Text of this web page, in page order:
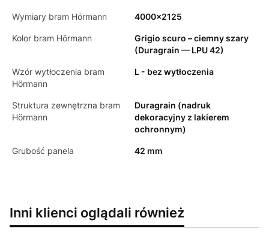
Wymiary bram Hörmann 4000x2125
Kolor bram Hörmann
Grigio scuro – ciemny szary
(Duragrain — LPU 42)
Wzór wytłoczenia bram
Hörmann
L - bez wytłoczenia
Struktura zewnętrzna bram
Hörmann
Duragrain (nadruk
dekoracyjny z lakierem
ochronnym)
Grubość panela 42 mm
Inni klienci oglądali również